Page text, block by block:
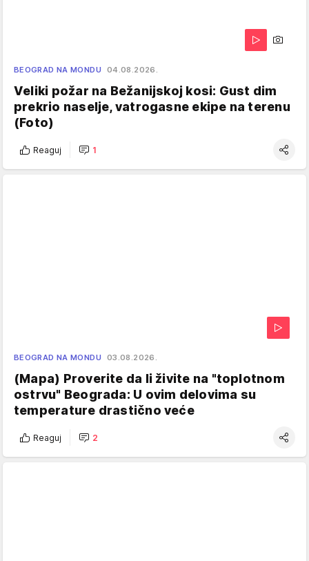
BEOGRAD NA MONDU 04.08.2026.
Veliki požar na Bežanijskoj kosi: Gust dim
prekrio naselje, vatrogasne ekipe na terenu
(Foto)
Reaguj 1
BEOGRAD NA MONDU 03.08.2026.
(Mapa) Proverite da li živite na "toplotnom
ostrvu" Beograda: U ovim delovima su
temperature drastično veće
Reaguj 2